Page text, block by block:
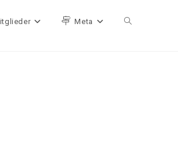
Meta Website-